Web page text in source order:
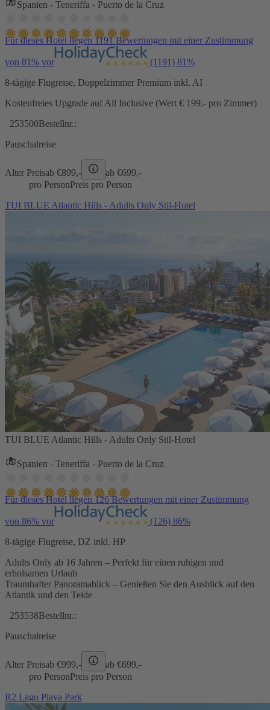
Spanien - Teneriffa - Puerto de la Cruz
Für dieses Hotel liegen 1191 Bewertungen mit einer Zustimmung
von 81% vor (1191) 81%
8-tägige Flugreise, Doppelzimmer Premium inkl. AI
Kostenfreies Upgrade auf All Inclusive (Wert € 199.- pro Zimmer)
253500Bestellnr.:
Pauschalreise
Alter Preisab €899,- ab €699,-
pro PersonPreis pro Person
TUI BLUE Atlantic Hills - Adults Only Stil-Hotel
TUI BLUE Atlantic Hills - Adults Only Stil-Hotel
Spanien - Teneriffa - Puerto de la Cruz
Für dieses Hotel liegen 126 Bewertungen mit einer Zustimmung
von 86% vor (126) 86%
8-tägige Flugreise, DZ inkl. HP
Adults Only ab 16 Jahren – Perfekt für einen ruhigen und
erholsamen Urlaub
Traumhafter Panoramablick – Genießen Sie den Ausblick auf den
Atlantik und den Teide
253538Bestellnr.:
Pauschalreise
Alter Preisab €999,- ab €699,-
pro PersonPreis pro Person
R2 Lago Playa Park